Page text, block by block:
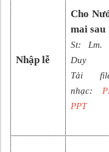
Nhập lễ
Cho
mai sau
St: Lm.
Duy
Tải
nhạc:
PPT